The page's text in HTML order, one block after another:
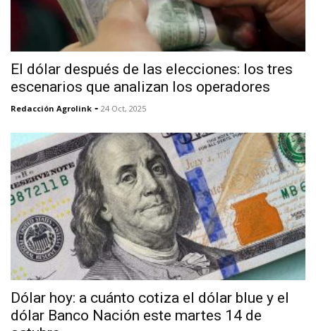
El dólar después de las elecciones: los tres
escenarios que analizan los operadores
Redacción Agrolink - 24 Oct, 2025
Dólar hoy: a cuánto cotiza el dólar blue y el
dólar Banco Nación este martes 14 de